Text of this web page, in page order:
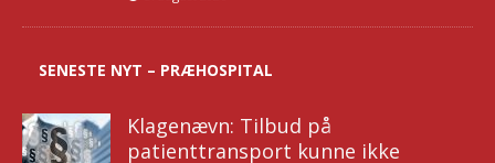
SENESTE NYT – PRÆHOSPITAL
Klagenævn: Tilbud på
patienttransport kunne ikke